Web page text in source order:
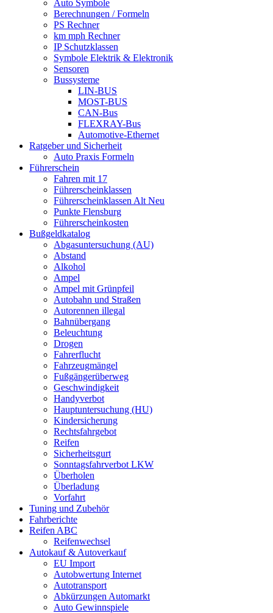
Auto Symbole
Berechnungen / Formeln
PS Rechner
km mph Rechner
IP Schutzklassen
Symbole Elektrik & Elektronik
Sensoren
Bussysteme
LIN-BUS
MOST-BUS
CAN-Bus
FLEXRAY-Bus
Automotive-Ethernet
Ratgeber und Sicherheit
Auto Praxis Formeln
Führerschein
Fahren mit 17
Führerscheinklassen
Führerscheinklassen Alt Neu
Punkte Flensburg
Führerscheinkosten
Bußgeldkatalog
Abgasuntersuchung (AU)
Abstand
Alkohol
Ampel
Ampel mit Grünpfeil
Autobahn und Straßen
Autorennen illegal
Bahnübergang
Beleuchtung
Drogen
Fahrerflucht
Fahrzeugmängel
Fußgängerüberweg
Geschwindigkeit
Handyverbot
Hauptuntersuchung (HU)
Kindersicherung
Rechtsfahrgebot
Reifen
Sicherheitsgurt
Sonntagsfahrverbot LKW
Überholen
Überladung
Vorfahrt
Tuning und Zubehör
Fahrberichte
Reifen ABC
Reifenwechsel
Autokauf & Autoverkauf
EU Import
Autobwertung Internet
Autotransport
Abkürzungen Automarkt
Auto Gewinnspiele